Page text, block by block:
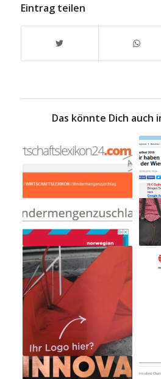
Eintrag teilen
Das könnte Dich auch